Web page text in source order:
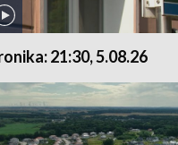
21:30, 5.08.26